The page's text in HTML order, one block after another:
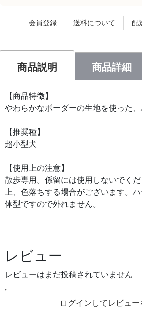
会員登録 送料について 配
商品説明 商品詳細
【商品特徴】
やわらかなボーダーの生地を使った、
【推奨種】
超小型犬
【使用上の注意】
散歩専用。係留には使用しないでく
上、色落ちする場合がございます。
体型ですので外れません。
レビュー
レビューはまだ投稿されていません
ログインしてレビュー